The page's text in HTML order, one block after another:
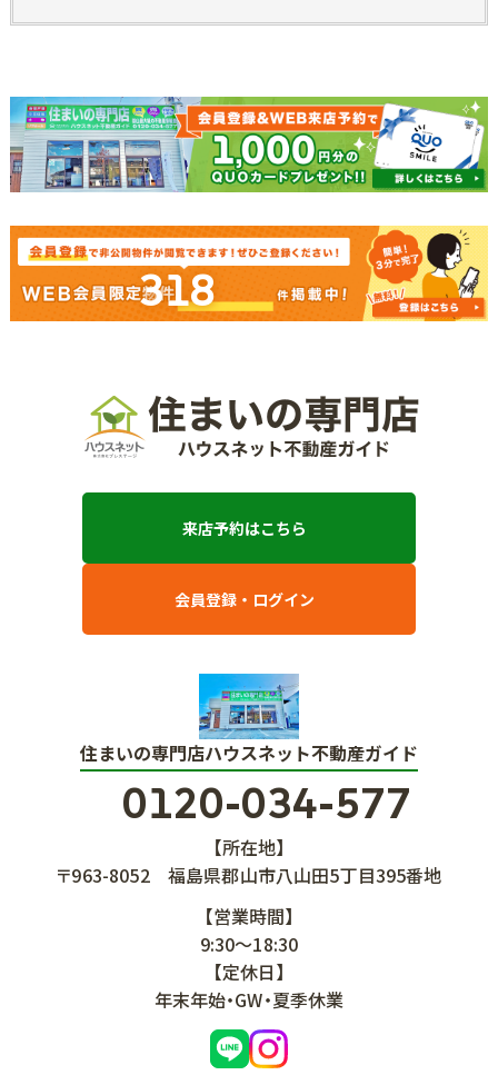
318
来店予約はこちら
会員登録・ログイン
住まいの専門店ハウスネット不動産ガイド
0120-034-577
【所在地】
〒963-8052
福島県郡山市八山田5丁目395番地
【営業時間】
9:30～18:30
【定休日】
年末年始・GW・夏季休業